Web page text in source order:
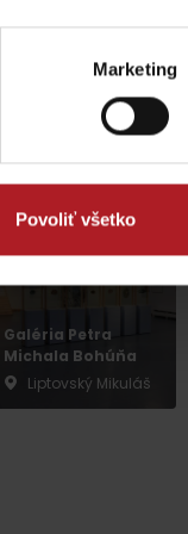
Marketing
Povoliť všetko
blízkosti:
Galéria Petra
Michala Bohúňa
Liptovský Mikuláš